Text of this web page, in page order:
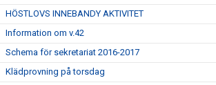
HÖSTLOVS INNEBANDY AKTIVITET
Information om v.42
Schema för sekretariat 2016-2017
Klädprovning på torsdag